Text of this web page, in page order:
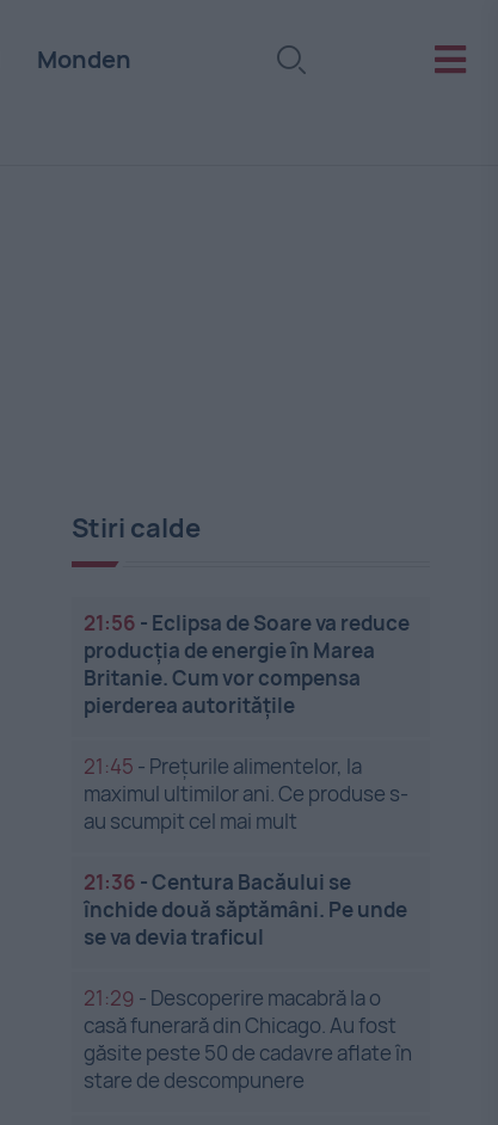
Monden
Stiri calde
21:56 - Eclipsa de Soare va reduce
producția de energie în Marea
Britanie. Cum vor compensa
pierderea autoritățile
21:45 - Prețurile alimentelor, la
maximul ultimilor ani. Ce produse s-
au scumpit cel mai mult
21:36 -Centura Bacăului se
închide două săptămâni. Pe unde
se va devia traficul
21:29 - Descoperire macabră la o
casă funerară din Chicago. Au fost
găsite peste 50 de cadavre aflate în
stare de descompunere